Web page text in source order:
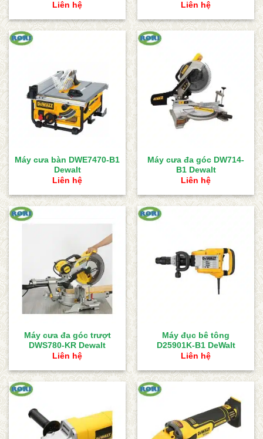
Liên hệ
Liên hệ
Máy cưa bàn DWE7470-B1
Dewalt
Liên hệ
Máy cưa đa góc DW714-
B1 Dewalt
Liên hệ
Máy cưa đa góc trượt
DWS780-KR Dewalt
Liên hệ
Máy đục bê tông
D25901K-B1 DeWalt
Liên hệ